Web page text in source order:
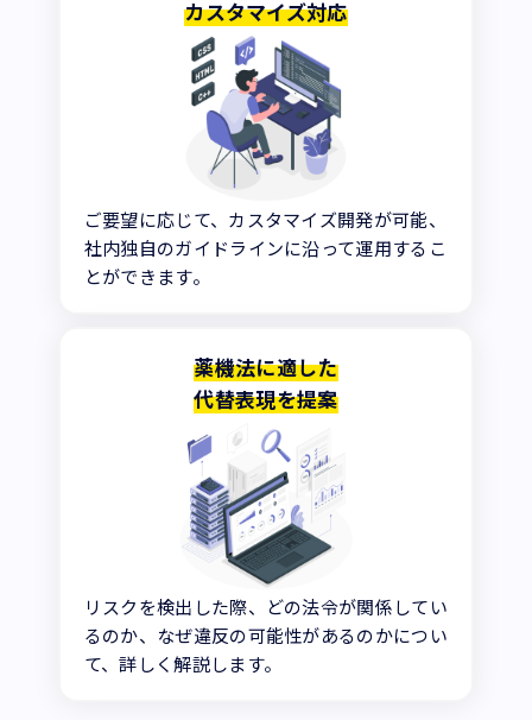
カスタマイズ対応
ご要望に応じて、カスタマイズ開発が可能、
社内独自のガイドラインに沿って運用するこ
とができます。
薬機法に適した
代替表現を提案
リスクを検出した際、どの法令が関係してい
るのか、なぜ違反の可能性があるのかについ
て、詳しく解説します。